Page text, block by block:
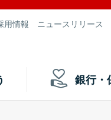
用情報 ニュースリリース
銀行・